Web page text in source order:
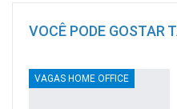
VOCÊ PODE GOSTAR
VAGAS HOME OFFICE